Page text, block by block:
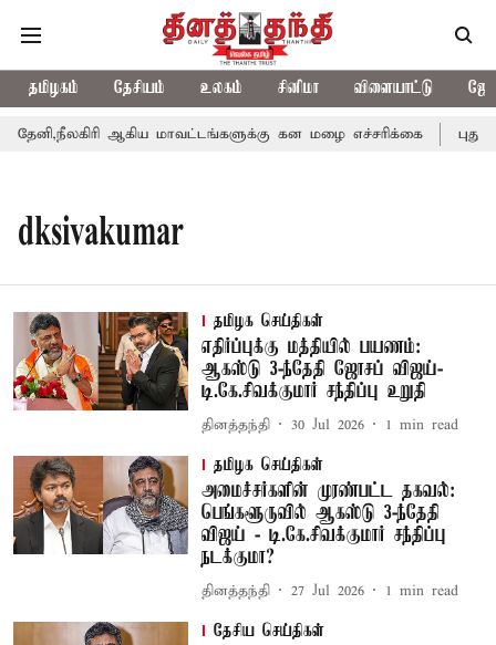
தமிழகம் தேசியம் உலகம் சினிமா விளையாட்டு
ஆகிய மாவட்டங்களுக்கு கன மழை எச்சரிக்கை
dksivakumar
தமிழக செய்திகள்
எதிர்ப்புக்கு மத்தியில் பயணம்:
ஆகஸ்டு 3-ந்தேதி ஜோசப் விஜய்-
டி.கே.சிவக்குமார் சந்திப்பு உறுதி
தினத்தந்தி 30 Jul 2026 1 min read
தமிழக செய்திகள்
அமைச்சர்களின் முரண்பட்ட தகவல்:
பெங்களூருவில் ஆகஸ்டு 3-ந்தேதி
விஜய் - டி.கே.சிவக்குமார் சந்திப்பு
நடக்குமா?
தினத்தந்தி 27 Jul 2026 1 min read
தேசிய செய்திகள்